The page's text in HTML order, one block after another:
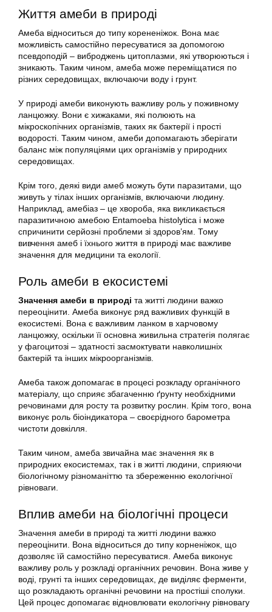
Життя амеби в природі
Амеба відноситься до типу корененіжок. Вона має
можливість самостійно пересуватися за допомогою
псевдоподій – виброджень цитоплазми, які утворюються і
зникають. Таким чином, амеба може переміщатися по
різних середовищах, включаючи воду і грунт.
У природі амеби виконують важливу роль у поживному
ланцюжку. Вони є хижаками, які полюють на
мікроскопічних організмів, таких як бактерії і прості
водорості. Таким чином, амеби допомагають зберігати
баланс між популяціями цих організмів у природних
середовищах.
Крім того, деякі види амеб можуть бути паразитами, що
живуть у тілах інших організмів, включаючи людину.
Наприклад, амебіаз – це хвороба, яка викликається
паразитичною амебою Entamoeba histolytica і може
спричинити серйозні проблеми зі здоров’ям. Тому
вивчення амеб і їхнього життя в природі має важливе
значення для медицини та екології.
Роль амеби в екосистемі
Значення амеби в природі та житті людини важко
переоцінити. Амеба виконує ряд важливих функцій в
екосистемі. Вона є важливим ланком в харчовому
ланцюжку, оскільки її основна живильна стратегія полягає
у фагоцитозі – здатності засмоктувати навколишніх
бактерій та інших мікроорганізмів.
Амеба також допомагає в процесі розкладу органічного
матеріалу, що сприяє збагаченню ґрунту необхідними
речовинами для росту та розвитку рослин. Крім того, вона
виконує роль біоіндикатора – своєрідного барометра
чистоти довкілля.
Таким чином, амеба звичайна має значення як в
природних екосистемах, так і в житті людини, сприяючи
біологічному різноманіттю та збереженню екологічної
рівноваги.
Вплив амеби на біологічні процеси
Значення амеби в природі та житті людини важко
переоцінити. Вона відноситься до типу корненіжок, що
дозволяє їй самостійно пересуватися. Амеба виконує
важливу роль у розкладі органічних речовин. Вона живе у
воді, грунті та інших середовищах, де виділяє ферменти,
що розкладають органічні речовини на простіші сполуки.
Цей процес допомагає відновлювати екологічну рівновагу